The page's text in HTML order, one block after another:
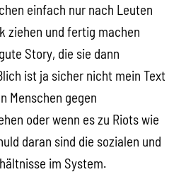
einfach nur nach Leuten
ziehen und fertig machen
Story, die sie dann
ist ja sicher nicht mein Text
Menschen gegen
oder wenn es zu Riots wie
daran sind die sozialen und
im System.